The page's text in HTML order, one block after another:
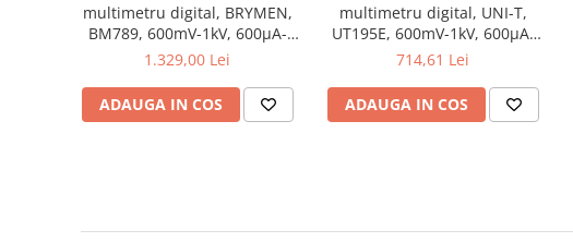
multimetru digital, BRYMEN,
BM789, 600mV-1kV, 600µA-
10A
1.329,00 Lei
ADAUGA IN COS
multimetru digital, UNI-T,
UT195E, 600mV-1kV, 600µA-
20A
714,61 Lei
ADAUGA IN COS